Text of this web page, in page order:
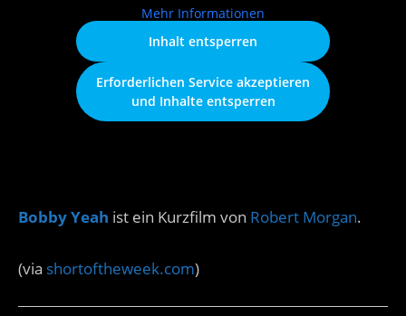
Mehr Informationen
Inhalt entsperren
Erforderlichen Service akzeptieren
und Inhalte entsperren
Bobby Yeah ist ein Kurzfilm von Robert Morgan.
(via shortoftheweek.com)